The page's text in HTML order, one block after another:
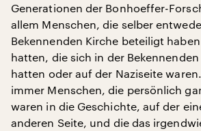
Generationen der Bonhoeffer-
allem Menschen, die selber
Bekennenden Kirche beteiligt
hatten, die sich in der
hatten oder auf der Naziseite
immer Menschen, die persönlich
waren in die Geschichte, auf der
anderen Seite, und die das